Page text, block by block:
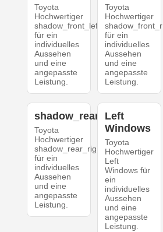
Toyota
Hochwertiger
shadow_front_left
für ein
individuelles
Aussehen
und eine
angepasste
Leistung.
Toyota
Hochwertiger
für ein
individuelles
Aussehen
und eine
angepasste
Leistung.
shadow_rear_right
Toyota
Hochwertiger
shadow_rear_right
für ein
individuelles
Aussehen
und eine
angepasste
Leistung.
Left
Windows
Toyota
Hochwertiger
Left
Windows für
ein
individuelles
Aussehen
und eine
angepasste
Leistung.